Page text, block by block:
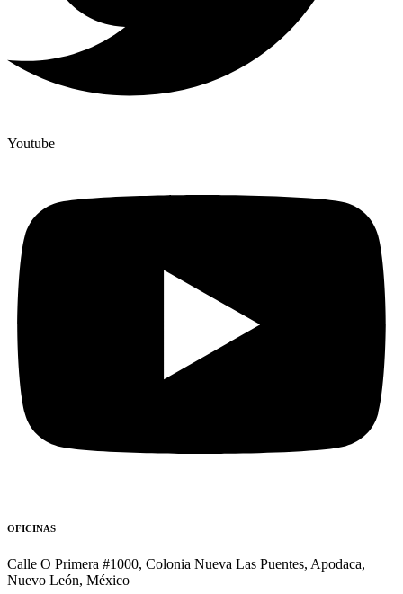
Youtube
OFICINAS
Calle O Primera #1000, Colonia Nueva Las Puentes, Apodaca,
Nuevo León, México